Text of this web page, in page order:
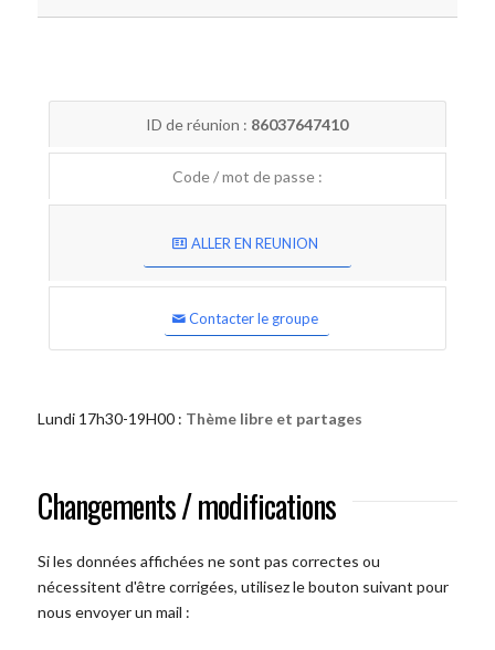
ID de réunion : 86037647410
Code / mot de passe :
ALLER EN REUNION
Contacter le groupe
Lundi 17h30-19H00 : Thème libre et partages
Changements / modifications
Si les données affichées ne sont pas correctes ou
nécessitent d'être corrigées, utilisez le bouton suivant pour
nous envoyer un mail :